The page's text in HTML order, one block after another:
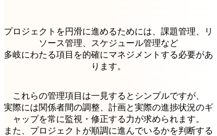
プロジェクトを円滑に進めるためには、課題管理、リ
ソース管理、スケジュール管理など
多岐にわたる項目を的確にマネジメントする必要があ
ります。
これらの管理項目は一見するとシンプルですが、
実際には関係者間の調整、計画と実際の進捗状況のギ
ャップを常に監視・修正する力が求められます。
また、プロジェクトが順調に進んでいるかを判断する